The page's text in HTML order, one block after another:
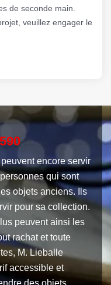
de seconde main.
veuillez engager le
encore servir
qui sont
objets anciens. Ils
pour sa collection.
peuvent ainsi les
rachat et toute
M. Lieballe
accessible et
des objets